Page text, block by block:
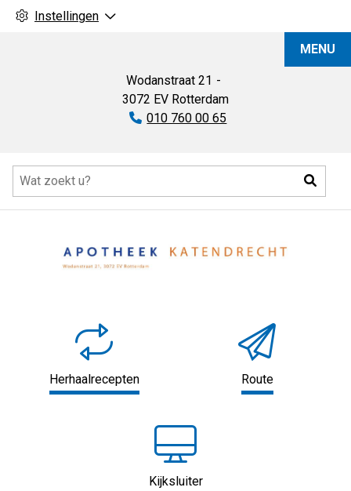
Instellingen
Wodanstraat 21
3072 EV Rotterdam
Tel:
010 760 00 65
MENU
Herhaalrecepten Route
Kijksluiter